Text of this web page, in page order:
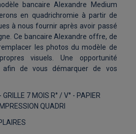
bancaire Alexandre Medium
en quadrichromie à partir de
à nous fournir après avoir passé
Ce bancaire Alexandre offre, de
les photos du modèle de
visuels. Une opportunité
afin de vous démarquer de vos
7 MOIS R° / V° - PAPIER
QUADRI